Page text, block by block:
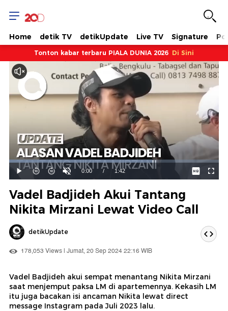
Home detik TV detikUpdate Live TV Signature
Tonton kabar terbaru PIALA DUNIA 2026 Di Sini
Mainkan
Suara
Hidup
Waktu
0:00 / Durasi
1:42
Dimuat:
68.17%
Vadel Badjideh Akui Tantang
Nikita Mirzani Lewat Video Call
detikUpdate
178,053 Views | Jumat, 20 Sep 2024 22:16 WIB
Vadel Badjideh akui sempat menantang Nikita Mirzani
saat menjemput paksa LM di apartemennya. Kekasih LM
itu juga bacakan isi ancaman Nikita lewat direct
message Instagram pada Juli 2023 lalu.